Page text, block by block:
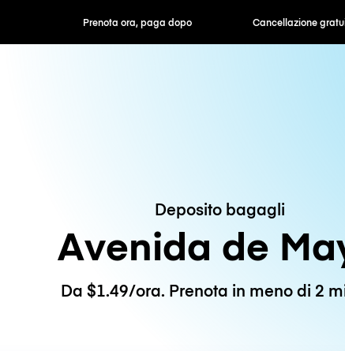
Prenota ora, paga dopo Cancellazione gratuita
Deposito bagagli
Avenida de
Da $1.49/ora. Prenota in meno di 2